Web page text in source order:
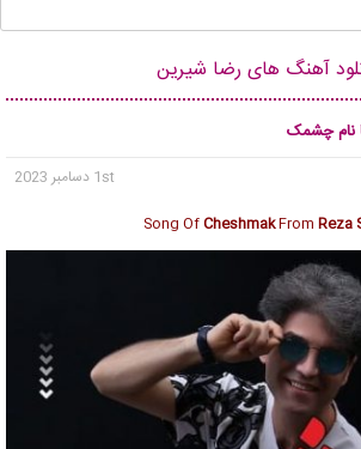
آهنگ های رضا شیرین
نام چشمک
1st دسامبر 2023
Song OfCheshmakFrom Reza